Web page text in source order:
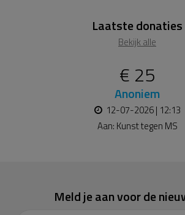
Laatste donaties
Bekijk alle
€ 25
Anoniem
12-07-2026 | 12:13
Aan: Kunst tegen MS
Meld je aan voor de